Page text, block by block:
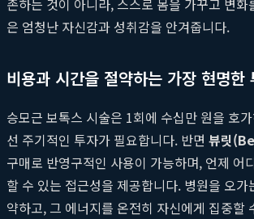
존하는 것이 아니라, 스스로 몸을 가꾸고 변화
은 엄청난 자신감과 성취감을 안겨줍니다.
비용과 시간을 절약하는 가장 현명한
승모근 보톡스 시술은 1회에 수십만 원을 호
선 주기적인 투자가 필요합니다. 반면 뷰릿
구매로 반영구적인 사용이 가능하며, 언제 어
할 수 있는 접근성을 제공합니다. 병원을 오가
약하고, 그 에너지를 온전히 자신에게 집중할